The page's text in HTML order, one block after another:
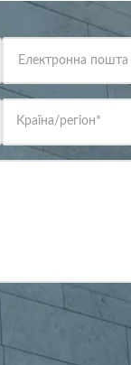
Електронна пошта
Країна/регіон*